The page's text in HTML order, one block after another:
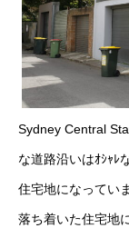
Sydney Central
な道路沿いはｵｼｬﾚ
住宅地になってい
落ち着いた住宅地